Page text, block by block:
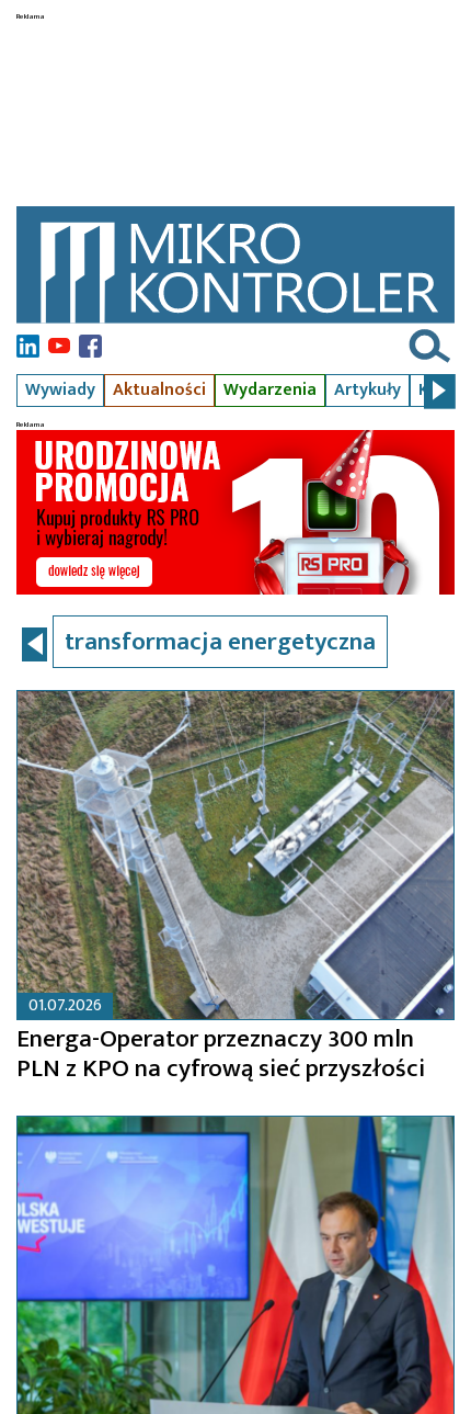
Wywiady Aktualności Wydarzenia Artykuły Kursy
transformacja energetyczna
01.07.2026
Energa-Operator przeznaczy 300 mln
PLN z KPO na cyfrową sieć przyszłości